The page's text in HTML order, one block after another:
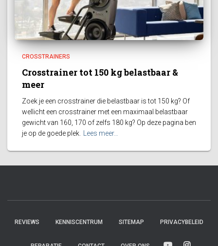
CROSSTRAINERS
Crosstrainer tot 150 kg belastbaar &
meer
Zoek je een crosstrainer die belastbaar is tot 150 kg? Of
wellicht een crosstrainer met een maximaal belastbaar
gewicht van 160, 170 of zelfs 180 kg? Op deze pagina ben
je op de goede plek.
Lees meer…
REVIEWS KENNISCENTRUM SITEMAP PRIVACYBELEID